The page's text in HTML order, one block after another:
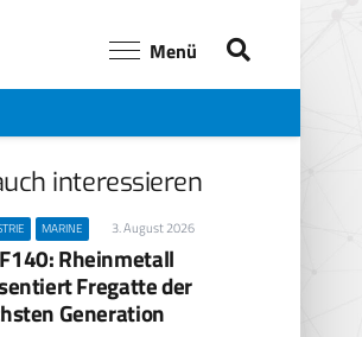
Menü
interessieren
MARINE 3. August 2026
Rheinmetall
Fregatte der
Generation